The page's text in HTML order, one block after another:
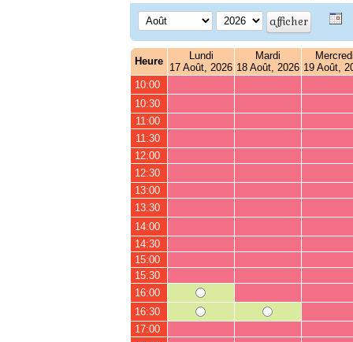
Heure
Lundi
17 Août, 2026
Mardi
18 Août, 2026 19 Août,
10:00
10:30
11:00
11:30
12:00
12:30
13:00
13:30
14:00
14:30
15:00
15:30
16:00
16:30
17:00